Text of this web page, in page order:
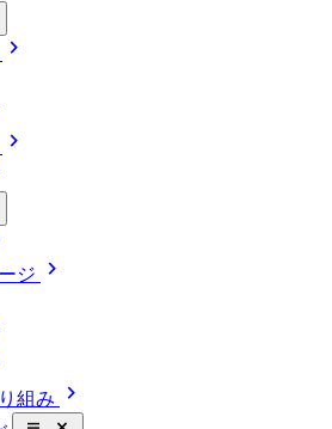
chevron_right
chevron_right
ジ chevron_right
組み chevron_right